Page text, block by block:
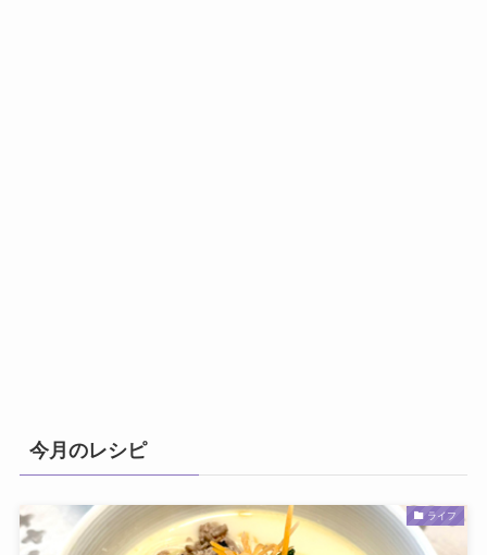
今月のレシピ
ライフ